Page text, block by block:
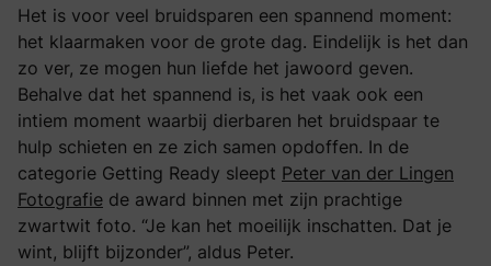
Het is voor veel bruidsparen een spannend moment:
het klaarmaken voor de grote dag. Eindelijk is het dan
zo ver, ze mogen hun liefde het jawoord geven.
Behalve dat het spannend is, is het vaak ook een
intiem moment waarbij dierbaren het bruidspaar te
hulp schieten en ze zich samen opdoffen. In de
categorie Getting Ready sleept Peter van der Lingen
Fotografie de award binnen met zijn prachtige
zwartwit foto. “Je kan het moeilijk inschatten. Dat je
wint, blijft bijzonder”, aldus Peter.